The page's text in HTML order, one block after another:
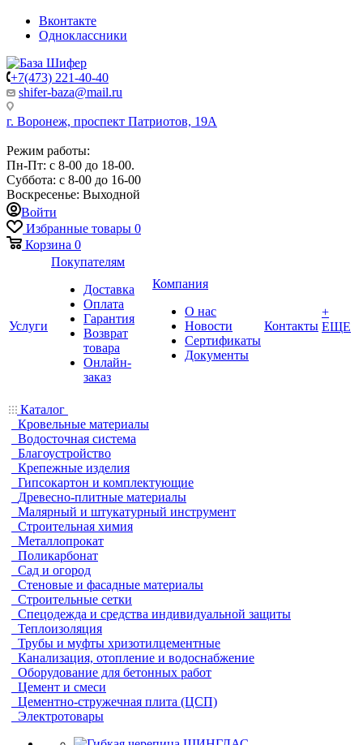
Вконтакте
Одноклассники
+7(473) 221-40-40
shifer-baza@mail.ru
г. Воронеж, проспект Патриотов, 19А
Режим работы:
Пн-Пт: с 8-00 до 18-00.
Суббота: с 8-00 до 16-00
Воскресенье: Выходной
Войти
Избранные товары 0
Корзина 0
Услуги
Покупателям
Доставка
Оплата
Гарантия
Возврат
товара
Онлайн-
заказ
Компания
О нас
Новости
Сертификаты
Документы
Контакты
+
ЕЩЕ
Каталог
Кровельные материалы
Водосточная система
Благоустройство
Крепежные изделия
Гипсокартон и комплектующие
Древесно-плитные материалы
Малярный и штукатурный инструмент
Строительная химия
Металлопрокат
Поликарбонат
Сад и огород
Стеновые и фасадные материалы
Строительные сетки
Спецодежда и средства индивидуальной защиты
Теплоизоляция
Трубы и муфты хризотилцементные
Канализация, отопление и водоснабжение
Оборудование для бетонных работ
Цемент и смеси
Цементно-стружечная плита (ЦСП)
Электротовары